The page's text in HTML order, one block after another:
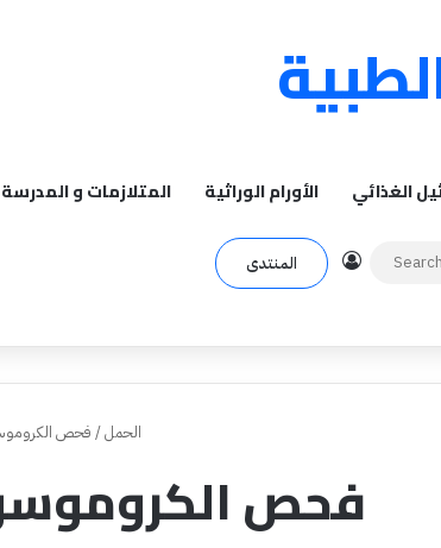
المتلازمات و المدرسة الأورام الوراثية الغذائي
المنتدى Log In
الحمل/ فحص
فحص